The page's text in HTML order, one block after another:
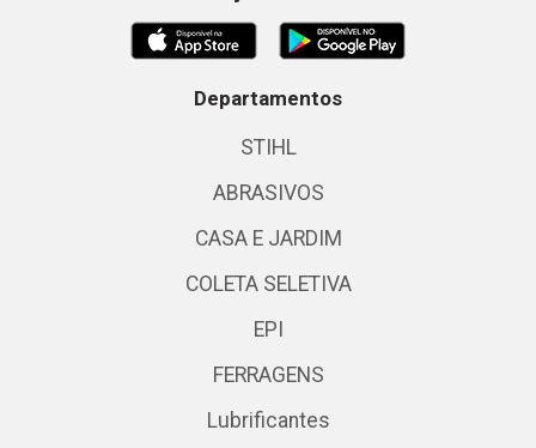
Departamentos
STIHL
ABRASIVOS
CASA E JARDIM
COLETA SELETIVA
EPI
FERRAGENS
Lubrificantes